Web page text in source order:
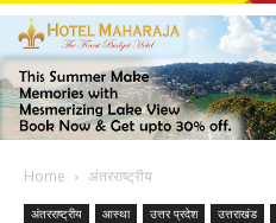
Home अंतरराष्ट्रीय
अंतरराष्ट्रीय आस्था उत्तर प्रदेश उत्तराखंड